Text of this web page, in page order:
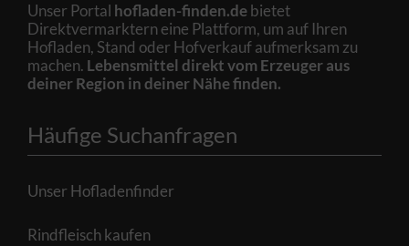
Unser Portal hofladen-finden.debietet
Direktvermarktern eine Plattform, um auf Ihren
Hofladen, Stand oder Hofverkauf aufmerksam zu
machen. Lebensmittel direkt vom Erzeuger aus
deiner Region in deiner Nähe finden.
Häufige Suchanfragen
Unser Hofladenfinder
Rindfleisch kaufen